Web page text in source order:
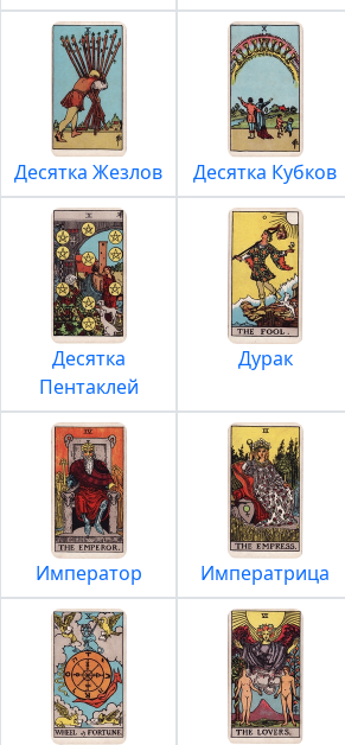
Десятка Жезлов Десятка Кубков
Десятка
Пентаклей
Дурак
Император Императрица